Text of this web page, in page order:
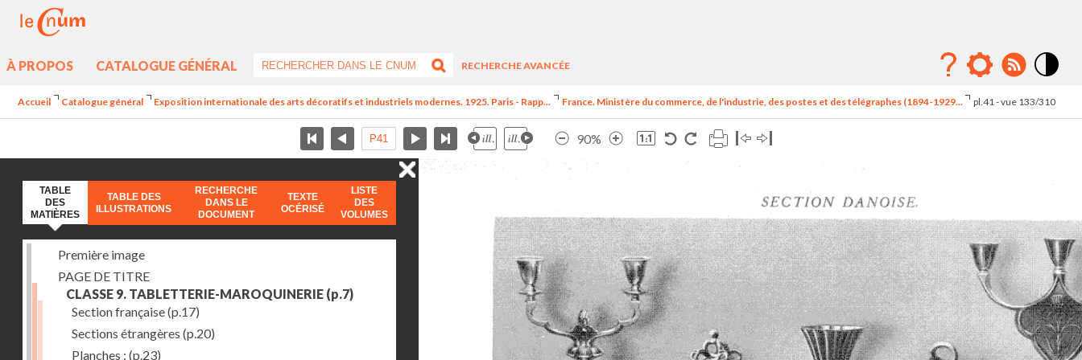
À PROPOS CATALOGUE GÉNÉRAL
RECHERCHE AVANCÉE
élévé
Accueil Catalogue général Exposition internationale des arts décoratifs et industriels modernes. 1925. Paris - Rapp... France. Ministère du commerce, de l'industrie, des postes et des télégraphes (1894-1929... pl.41 - vue 133/310
90%
TABLE
DES
MATIÈRES
TABLE DES
ILLUSTRATIONS
RECHERCHE
DANS LE
DOCUMENT
TEXTE
OCÉRISÉ
LISTE
DES
VOLUMES
Première image
PAGE DE TITRE
CLASSE 9. TABLETTERIE-MAROQUINERIE (p.7)
Section française(p.17)
Sections étrangères (p.20)
Planches : (p.23)